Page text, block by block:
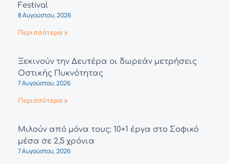
Festival
8 Αυγούστου, 2026
Περισσότερα »
Ξεκινούν την Δευτέρα οι δωρεάν μετρήσεις
Οστικής Πυκνότητας
7 Αυγούστου, 2026
Περισσότερα »
Μιλούν από μόνα τους: 10+1 έργα στο Σοφικό
μέσα σε 2,5 χρόνια
7 Αυγούστου, 2026